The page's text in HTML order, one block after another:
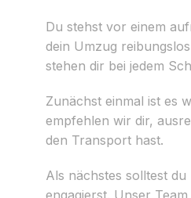
Du stehst vor einem
dein Umzug
stehen dir bei jedem
Zunächst einmal ist es
empfehlen wir dir,
den Transport hast.
Als nächstes solltest
engagierst. Unser